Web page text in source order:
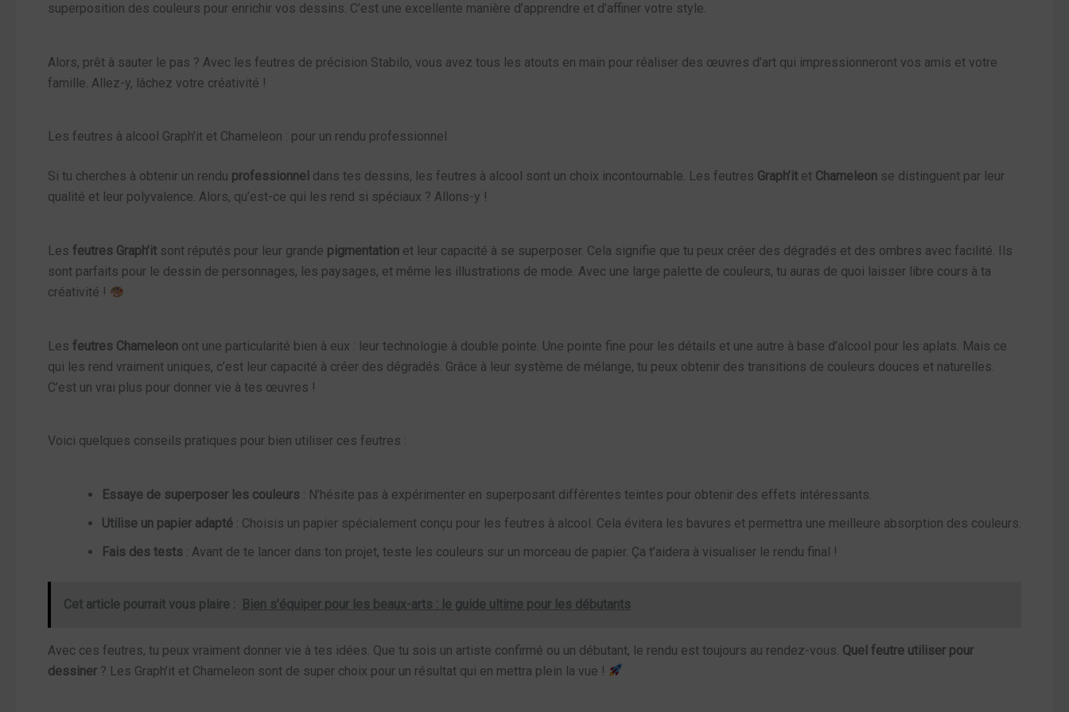
superposition des couleurs pour enrichir vos dessins. C’est une excellente manière d’apprendre et d’affiner votre style.
Alors, prêt à sauter le pas ? Avec les feutres de précision Stabilo, vous avez tous les atouts en main pour réaliser des œuvres d’art qui impressionneront vos amis et votre
famille. Allez-y, lâchez votre créativité !
Les feutres à alcool Graph’it et Chameleon : pour un rendu professionnel
Si tu cherches à obtenir un rendu professionnel dans tes dessins, les feutres à alcool sont un choix incontournable. Les feutres Graph’it et Chameleon se distinguent par leur
qualité et leur polyvalence. Alors, qu’est-ce qui les rend si spéciaux ? Allons-y !
Les feutres Graph’it sont réputés pour leur grande pigmentation et leur capacité à se superposer. Cela signifie que tu peux créer des dégradés et des ombres avec facilité. Ils
sont parfaits pour le dessin de personnages, les paysages, et même les illustrations de mode. Avec une large palette de couleurs, tu auras de quoi laisser libre cours à ta
créativité !
Les feutres Chameleon ont une particularité bien à eux : leur technologie à double pointe. Une pointe fine pour les détails et une autre à base d’alcool pour les aplats. Mais ce
qui les rend vraiment uniques, c’est leur capacité à créer des dégradés. Grâce à leur système de mélange, tu peux obtenir des transitions de couleurs douces et naturelles.
C’est un vrai plus pour donner vie à tes œuvres !
Voici quelques conseils pratiques pour bien utiliser ces feutres :
Essaye de superposer les couleurs : N’hésite pas à expérimenter en superposant différentes teintes pour obtenir des effets intéressants.
Utilise un papier adapté : Choisis un papier spécialement conçu pour les feutres à alcool. Cela évitera les bavures et permettra une meilleure absorption des couleurs.
Fais des tests : Avant de te lancer dans ton projet, teste les couleurs sur un morceau de papier. Ça t’aidera à visualiser le rendu final !
Cet article pourrait vous plaire : Bien s’équiper pour les beaux-arts : le guide ultime pour les débutants
Avec ces feutres, tu peux vraiment donner vie à tes idées. Que tu sois un artiste confirmé ou un débutant, le rendu est toujours au rendez-vous. Quel feutre utiliser pour
dessiner ? Les Graph’it et Chameleon sont de super choix pour un résultat qui en mettra plein la vue !